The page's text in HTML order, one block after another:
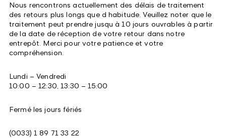
Nous rencontrons actuellement des délais de traitement
des retours plus longs que d habitude. Veuillez noter que le
traitement peut prendre jusqu à 10 jours ouvrables à partir
de la date de réception de votre retour dans notre
entrepôt. Merci pour votre patience et votre
compréhension.
Lundi – Vendredi
10:00 – 12:30, 13:30 – 15:00
Fermé les jours fériés
(0033) 1 89 71 33 22